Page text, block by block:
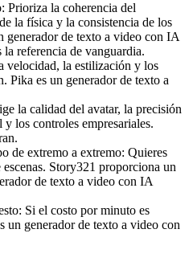
Prioriza la coherencia del
la física y la consistencia de los
generador de texto a video con IA
la referencia de vanguardia.
velocidad, la estilización y los
Pika es un generador de texto a
la calidad del avatar, la precisión
los controles empresariales.
de extremo a extremo: Quieres
Story321 proporciona un
de texto a video con IA
Si el costo por minuto es
un generador de texto a video con